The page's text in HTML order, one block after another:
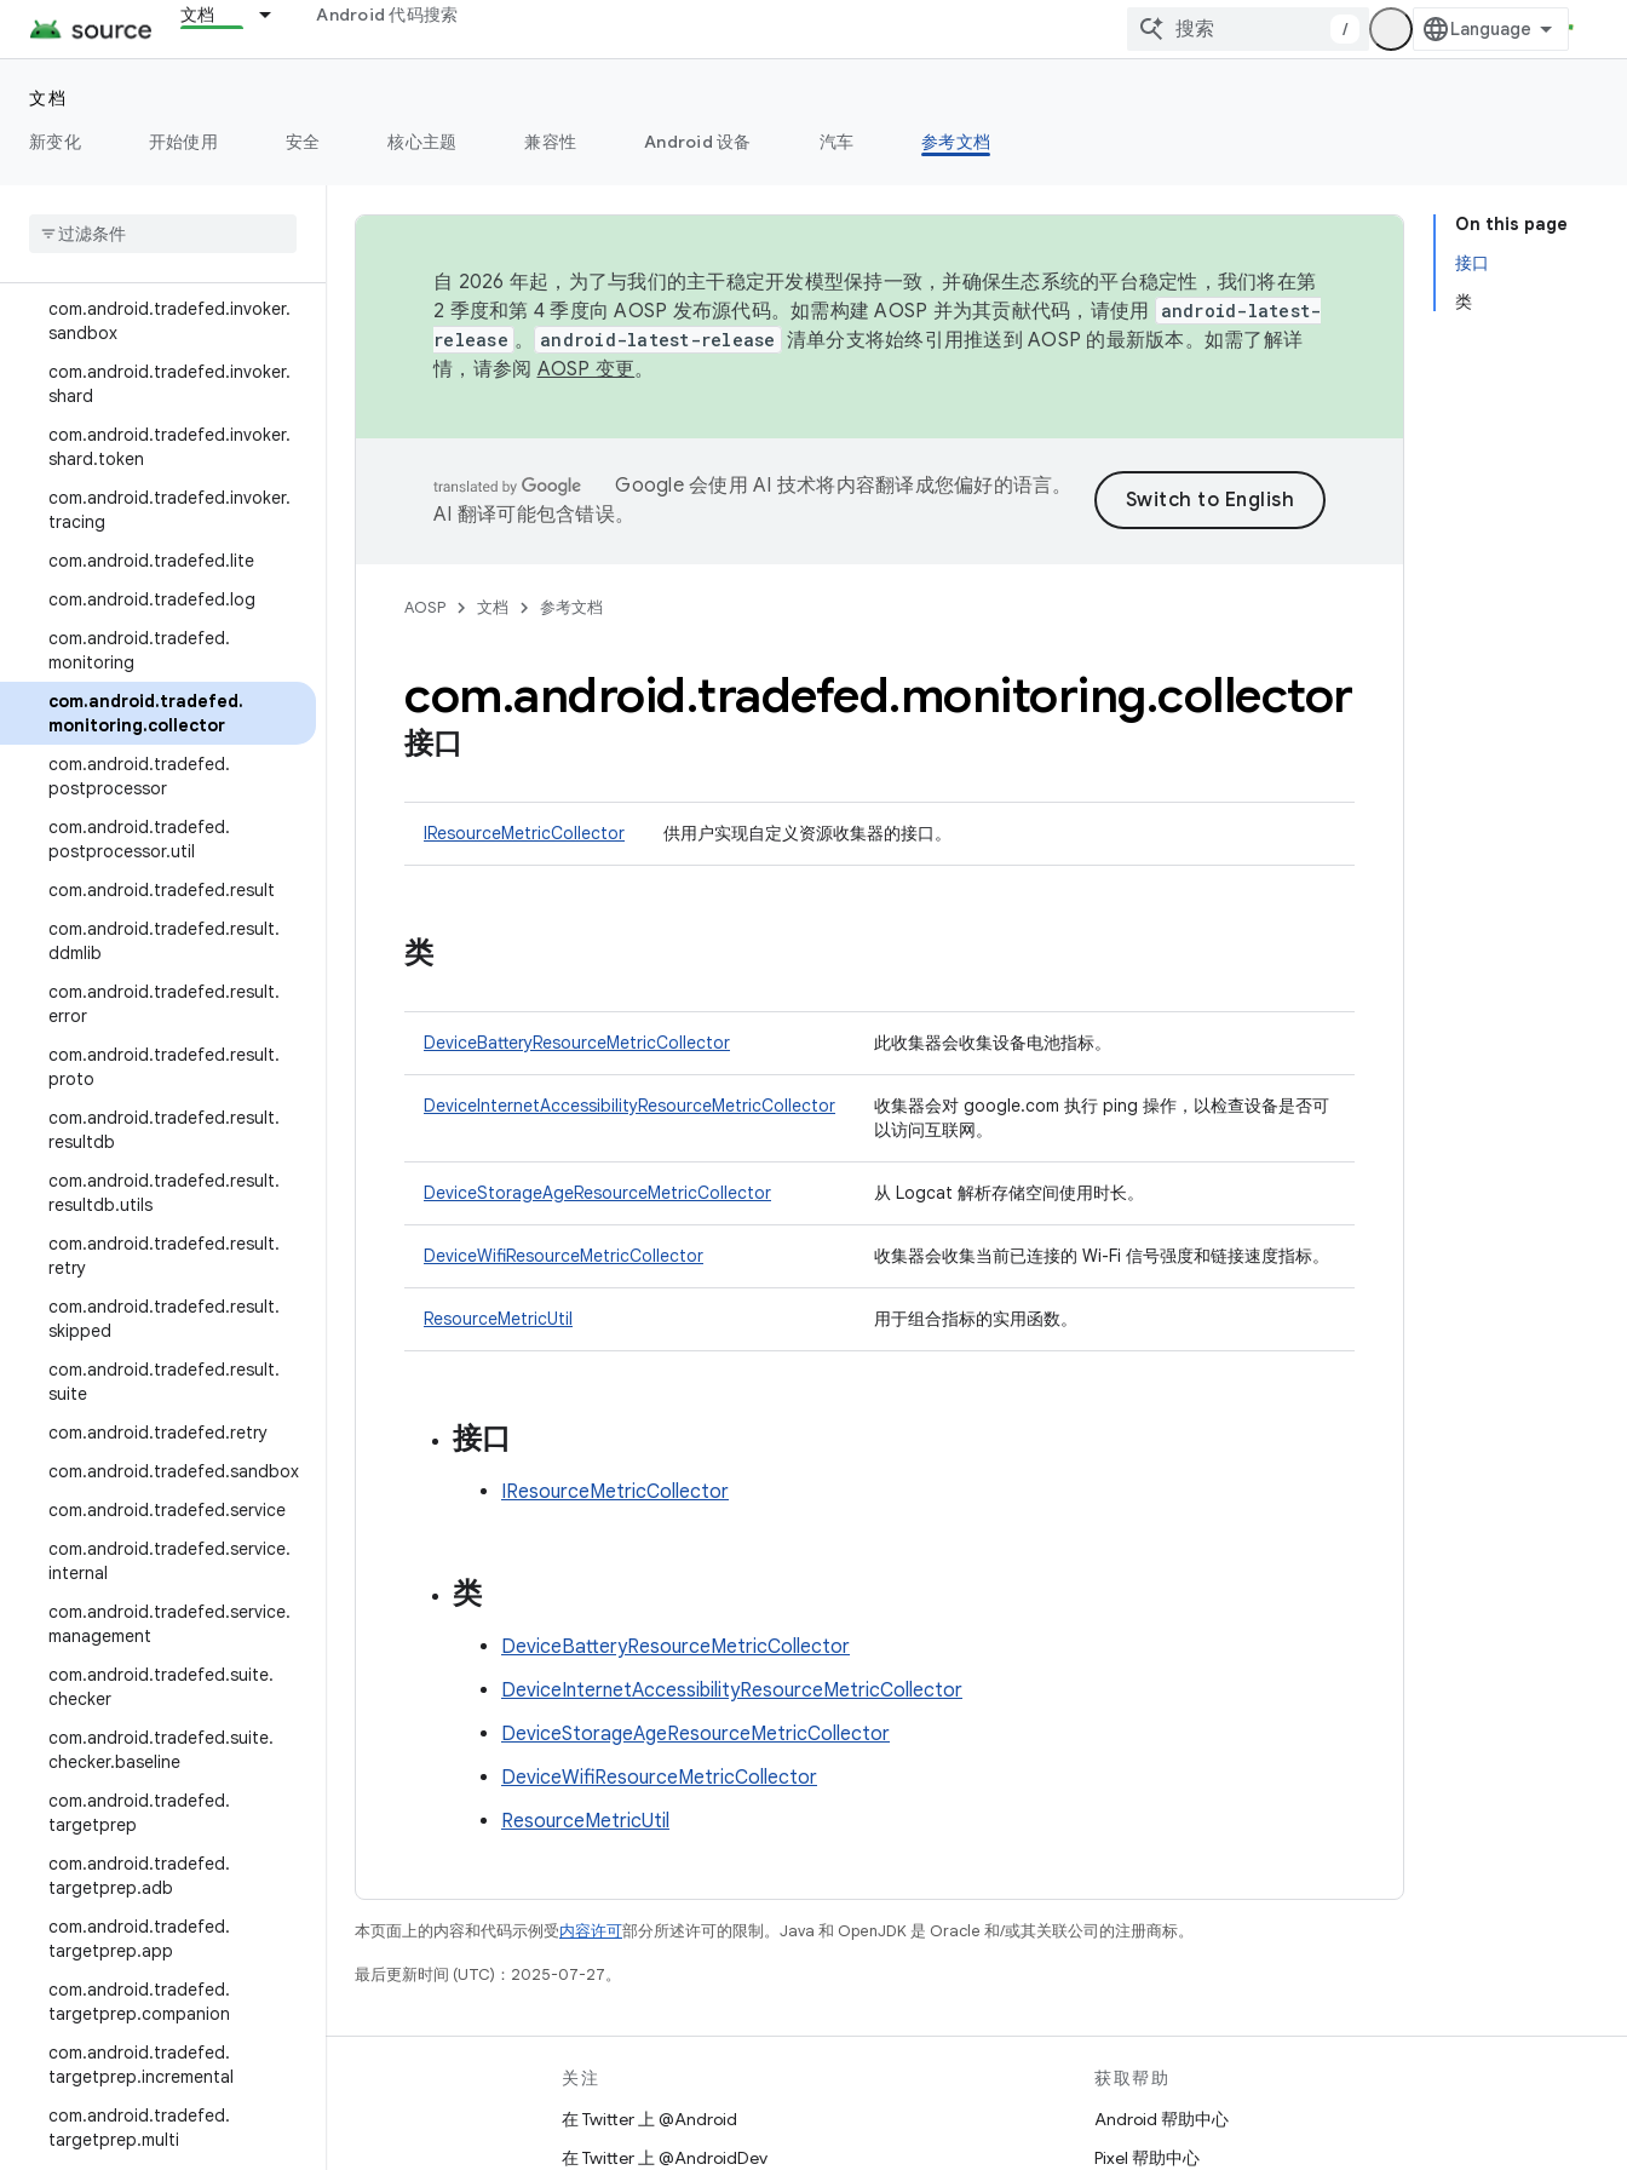
文档 Android 代码搜索
/
文档
新变化
开始使用 安全 核心主题 兼容性 Android 设备 汽车 参考文档
com.android.tradefed.device.se
com.android.tradefed.error
com.android.tradefed.host
com.android
com.android.tradefed.invoker.
sandbox
com.android.tradefed.invoker.
shard
com.android.tradefed.invoker.
shard.token
com.android.tradefed.invoker.
tracing
com.android.tradefed.lite
com.android.tradefed.log
com.android.tradefed.
monitoring
com.android.tradefed.
monitoring.collector
com.android.tradefed.
postprocessor
com.android.tradefed.
postprocessor.util
com.android.tradefed.result
com.android.tradefed.result.
ddmlib
com.android.tradefed.result.
error
com.android.tradefed.result.
proto
com.android.tradefed.result.
resultdb
com.android.tradefed.result.
resultdb.utils
com.android.tradefed.result.
retry
com.android.tradefed.result.
skipped
com.android.tradefed.result.
suite
com.android.tradefed.retry
com.android.tradefed.sandbox
com.android.tradefed.service
com.android.tradefed.service.
internal
com.android.tradefed.service.
management
com.android.tradefed.suite.
checker
com.android.tradefed.suite.
checker.baseline
com.android.tradefed.
targetprep
com.android.tradefed.
targetprep.adb
com.android.tradefed.
targetprep.app
com.android.tradefed.
targetprep.companion
com.android.tradefed.
targetprep.incremental
com.android.tradefed.
targetprep.multi
On this page
接口
类
自 2026 年起，为了与我们的主干稳定开发模型保持一致，并确保生态系统的平台稳定性，我们将在第
2 季度和第 4 季度向 AOSP 发布源代码。如需构建 AOSP 并为其贡献代码，请使用
android-latest-
release 。 android-latest-release 清单分支将始终引用推送到 AOSP 的最新版本。如需了解详
情，请参阅 AOSP 变更。
Google 会使用 AI 技术将内容翻译成您偏好的语言。
AI 翻译可能包含错误。
AOSP 文档 参考文档
com.android.tradefed.monitoring.collector
接口
IResourceMetricCollector 供用户实现自定义资源收集器的接口。
类
DeviceBatteryResourceMetricCollector 此收集器会收集设备电池指标。
DeviceInternetAccessibilityResourceMetricCollector
收集器会对 google.com 执行 ping 操作，以检查设备是否可
以访问互联网。
DeviceStorageAgeResourceMetricCollector 从 Logcat 解析存储空间使用时长。
DeviceWifiResourceMetricCollector 收集器会收集当前已连接的 Wi-Fi 信号强度和链接速度指标。
ResourceMetricUtil 用于组合指标的实用函数。
接口
IResourceMetricCollector
类
DeviceBatteryResourceMetricCollector
DeviceInternetAccessibilityResourceMetricCollector
DeviceStorageAgeResourceMetricCollector
DeviceWifiResourceMetricCollector
ResourceMetricUtil
本页面上的内容和代码示例受内容许可部分所述许可的限制。Java 和 OpenJDK 是 Oracle 和/或其关联公司的注册商标。
最后更新时间 (UTC)：2025-07-27。
构建
Android 代码库
关注
在 Twitter 上 @Android
在 Twitter 上 @AndroidDev
获取帮助
Android 帮助中心
Pixel 帮助中心